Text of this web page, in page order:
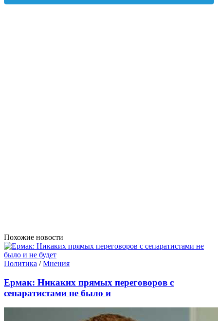
Похожие новости
Политика /Мнения
Ермак: Никаких прямых переговоров с
сепаратистами не было и